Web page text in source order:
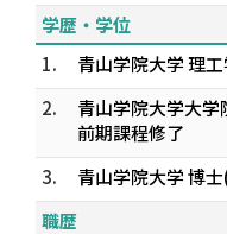
学歴・学位
1.
青山学院大学 理
2.
青山学院大学大
前期課程修了
3.
青山学院大学 博
職歴